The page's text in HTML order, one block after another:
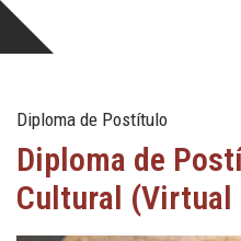
Diploma de Postítulo
Diploma de
Cultural